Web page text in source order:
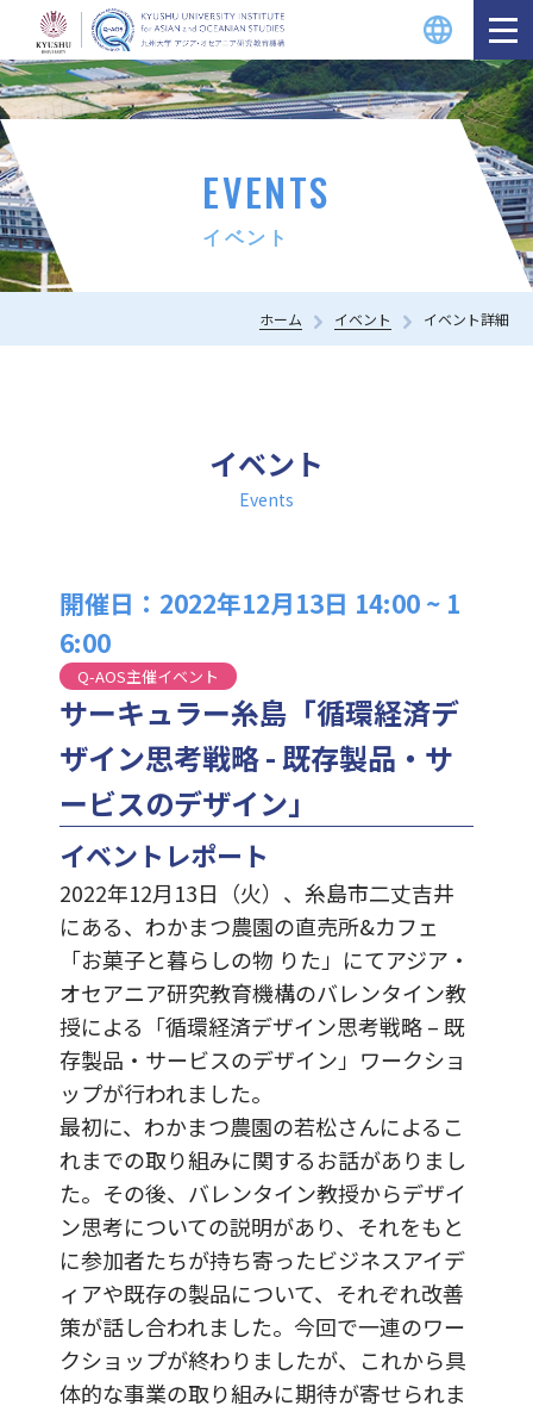
EVENTS
イベント
ホーム イベント イベント詳細
イベント
Events
開催日：2022年12月13日 14:00 ~ 1
6:00
Q-AOS主催イベント
サーキュラー糸島「循環経済デ
ザイン思考戦略 - 既存製品・サ
ービスのデザイン」
イベントレポート
2022年12月13日（火）、糸島市二丈吉井
にある、わかまつ農園の直売所&カフェ
「お菓子と暮らしの物 りた」にてアジア・
オセアニア研究教育機構のバレンタイン教
授による「循環経済デザイン思考戦略 – 既
存製品・サービスのデザイン」ワークショ
ップが行われました。
最初に、わかまつ農園の若松さんによるこ
れまでの取り組みに関するお話がありまし
た。その後、バレンタイン教授からデザイ
ン思考についての説明があり、それをもと
に参加者たちが持ち寄ったビジネスアイデ
ィアや既存の製品について、それぞれ改善
策が話し合われました。今回で一連のワー
クショップが終わりましたが、これから具
体的な事業の取り組みに期待が寄せられま